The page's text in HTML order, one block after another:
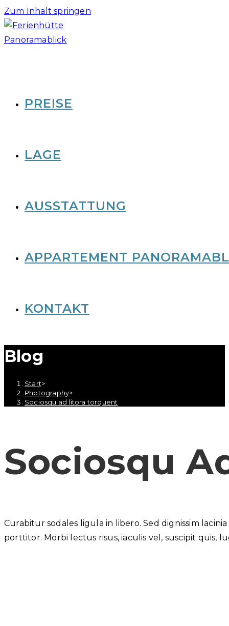
Zum Inhalt springen
PREISE
LAGE
AUSSTATTUNG
APPARTEMENT
KONTAKT
Blog
Start>
Photography>
Sociosqu ad litora torquent
Sociosqu
Curabitur sodales ligula in libero. Sed dignissim
porttitor. Morbi lectus risus, iaculis vel, suscipit quis,